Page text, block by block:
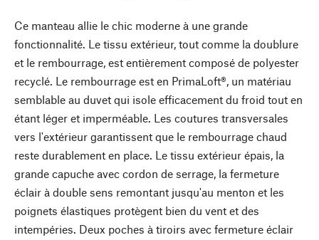
Ce manteau allie le chic moderne à une grande
fonctionnalité. Le tissu extérieur, tout comme la doublure
et le rembourrage, est entièrement composé de polyester
recyclé. Le rembourrage est en PrimaLoft®, un matériau
semblable au duvet qui isole efficacement du froid tout en
étant léger et imperméable. Les coutures transversales
vers l'extérieur garantissent que le rembourrage chaud
reste durablement en place. Le tissu extérieur épais, la
grande capuche avec cordon de serrage, la fermeture
éclair à double sens remontant jusqu'au menton et les
poignets élastiques protègent bien du vent et des
intempéries. Deux poches à tiroirs avec fermeture éclair